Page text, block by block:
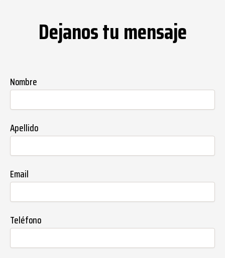
Dejanos tu mensaje
Nombre
Apellido
Email
Teléfono